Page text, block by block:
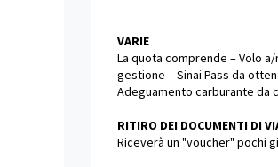
VARIE
La quota comprende – Volo
gestione – Sinai Pass da
Adeguamento carburante da
RITIRO DEI DOCUMENTI DI
Riceverà un "voucher" pochi